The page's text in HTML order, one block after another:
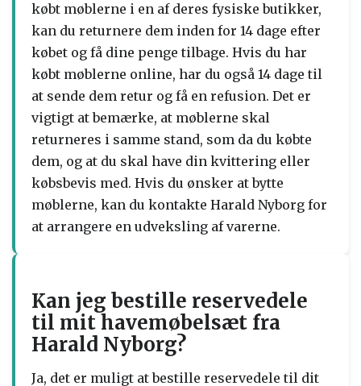
købt møblerne i en af deres fysiske butikker,
kan du returnere dem inden for 14 dage efter
købet og få dine penge tilbage. Hvis du har
købt møblerne online, har du også 14 dage til
at sende dem retur og få en refusion. Det er
vigtigt at bemærke, at møblerne skal
returneres i samme stand, som da du købte
dem, og at du skal have din kvittering eller
købsbevis med. Hvis du ønsker at bytte
møblerne, kan du kontakte Harald Nyborg for
at arrangere en udveksling af varerne.
Kan jeg bestille reservedele
til mit havemøbelsæt fra
Harald Nyborg?
Ja, det er muligt at bestille reservedele til dit